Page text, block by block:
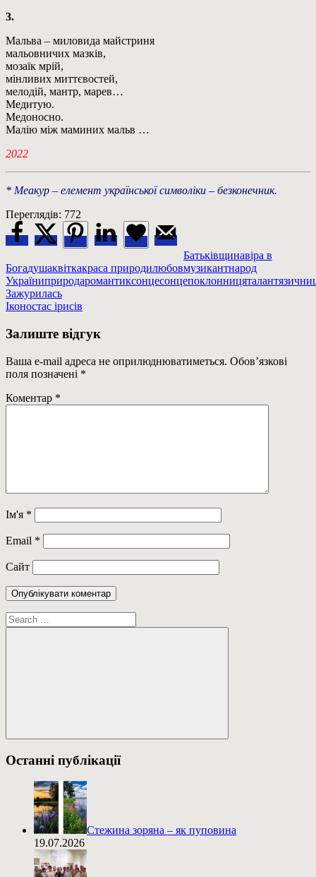
3.
Мальва – миловида майстриня
мальовничих мазків,
мозаїк мрій,
мінливих миттєвостей,
мелодій, мантр, марев…
Медитую.
Медоносно.
Малію між маминих мальв …
2022
* Меакур – елемент української символіки – безконечник.
Переглядів: 772
Батьківщинавіра в
Богадушаквіткакраса природилюбовмузикантнарод
Україниприродаромантиксонцесонцепоклонницяталант
Навігація
записів
Previous
Post:
Зажурилась
Next
Іконостас ірисів
Залиште відгук
Ваша e-mail адреса не оприлюднюватиметься. Обов’язкові
поля позначені *
Коментар *
Ім'я *
Email *
Сайт
Пошук:
Пошук
Останні публікації
Стежина зоряна – як пуповина
19.07.2026